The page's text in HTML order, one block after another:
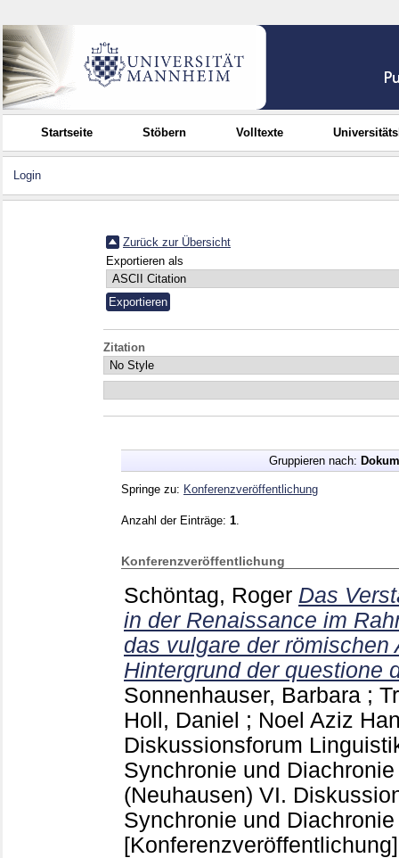
Startseite Stöbern Volltexte
Login
Zurück zur Übersicht
Exportieren als
Zitation
Gruppieren nach:
Springe zu: Konferenzveröffentlichung
Anzahl der Einträge: 1
Konferenzveröffentlichung
Schöntag, Roger Das
in der Renaissance im
das vulgare der römischen
Hintergrund der questione
Sonnenhauser, Barbara ;
Holl, Daniel ; Noel Aziz
Diskussionsforum
Synchronie und
(Neuhausen) VI.
Synchronie und
[Konferenzveröffentlichung]